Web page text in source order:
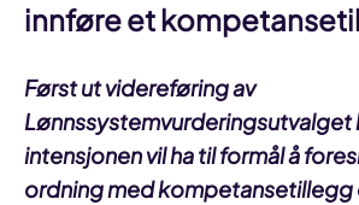
innføre et
Først ut videreføring av
Lønnssystemvurderingsutvalget
intensjonen vil ha til formål å
ordning med